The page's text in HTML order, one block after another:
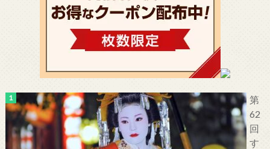
第
62
回
す